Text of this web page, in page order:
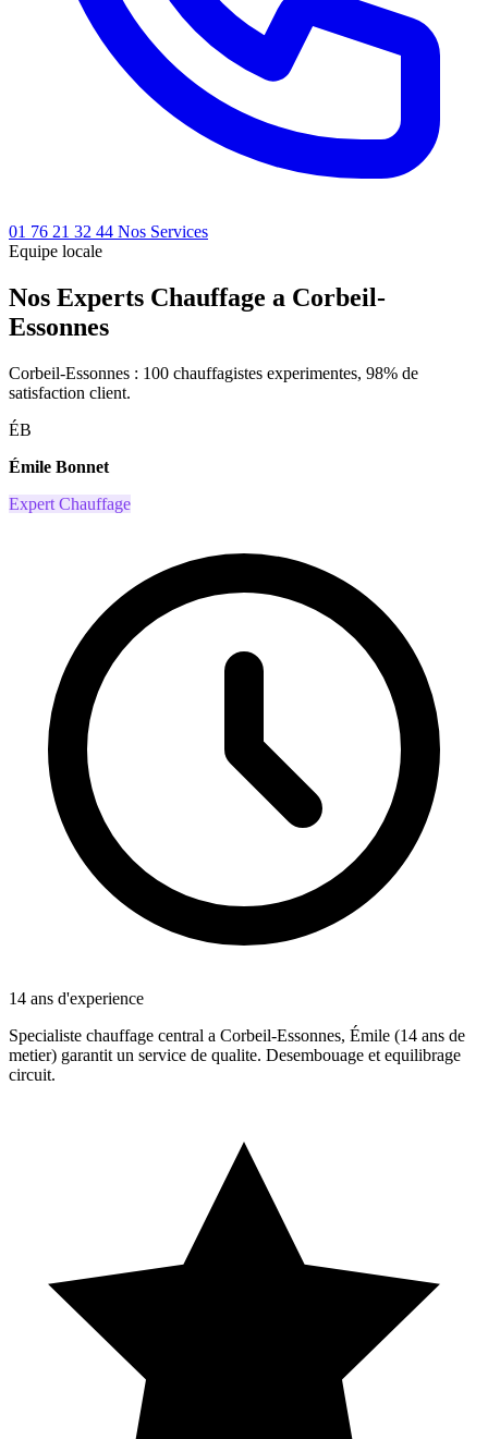
01 76 21 32 44 Nos Services
Equipe locale
Nos Experts Chauffage a Corbeil-
Essonnes
Corbeil-Essonnes : 100 chauffagistes experimentes, 98% de
satisfaction client.
ÉB
Émile Bonnet
Expert Chauffage
14 ans d'experience
Specialiste chauffage central a Corbeil-Essonnes, Émile (14 ans de
metier) garantit un service de qualite. Desembouage et equilibrage
circuit.